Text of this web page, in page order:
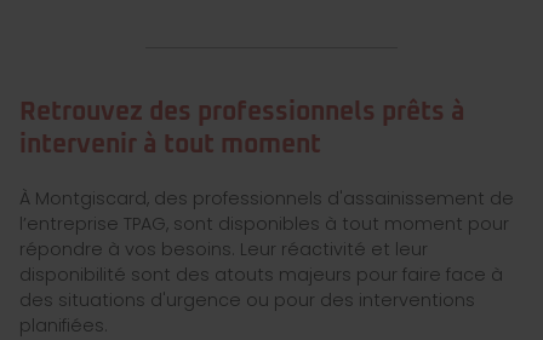
Retrouvez des professionnels prêts à
intervenir à tout moment
À Montgiscard, des professionnels d'assainissement de
l’entreprise TPAG, sont disponibles à tout moment pour
répondre à vos besoins. Leur réactivité et leur
disponibilité sont des atouts majeurs pour faire face à
des situations d'urgence ou pour des interventions
planifiées.